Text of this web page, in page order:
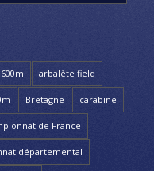
600m arbalète field
Bretagne carabine
de France
départemental